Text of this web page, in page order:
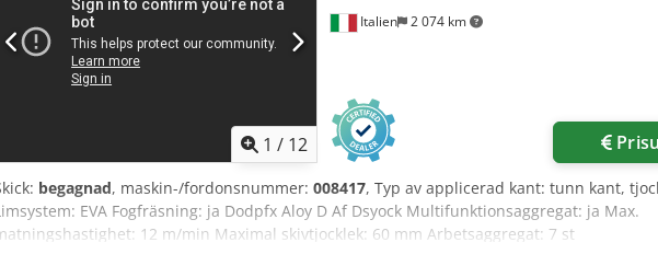
1 / 12
Italien 2 074 km
begagnad, maskin-/fordonsnummer: 008417, Typ av applicerad kant: tunn kant,
EVA Fogfräsning: ja Dodpfx Aloy D Af Dsyock Multifunktionsaggregat: ja Max.
12 m/min Maximal skivtjocklek: 60 mm Arbetsaggregat: 7 st